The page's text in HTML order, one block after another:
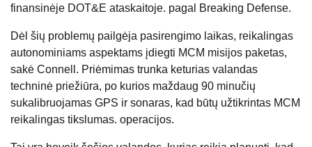
finansinėje DOT&E ataskaitoje. pagal Breaking Defense.
Dėl šių problemų pailgėja pasirengimo laikas, reikalingas
autonominiams aspektams įdiegti MCM misijos paketas,
sakė Connell. Priėmimas trunka keturias valandas
techninė priežiūra, po kurios maždaug 90 minučių
sukalibruojamas GPS ir sonaras, kad būtų užtikrintas MCM
reikalingas tikslumas. operacijos.